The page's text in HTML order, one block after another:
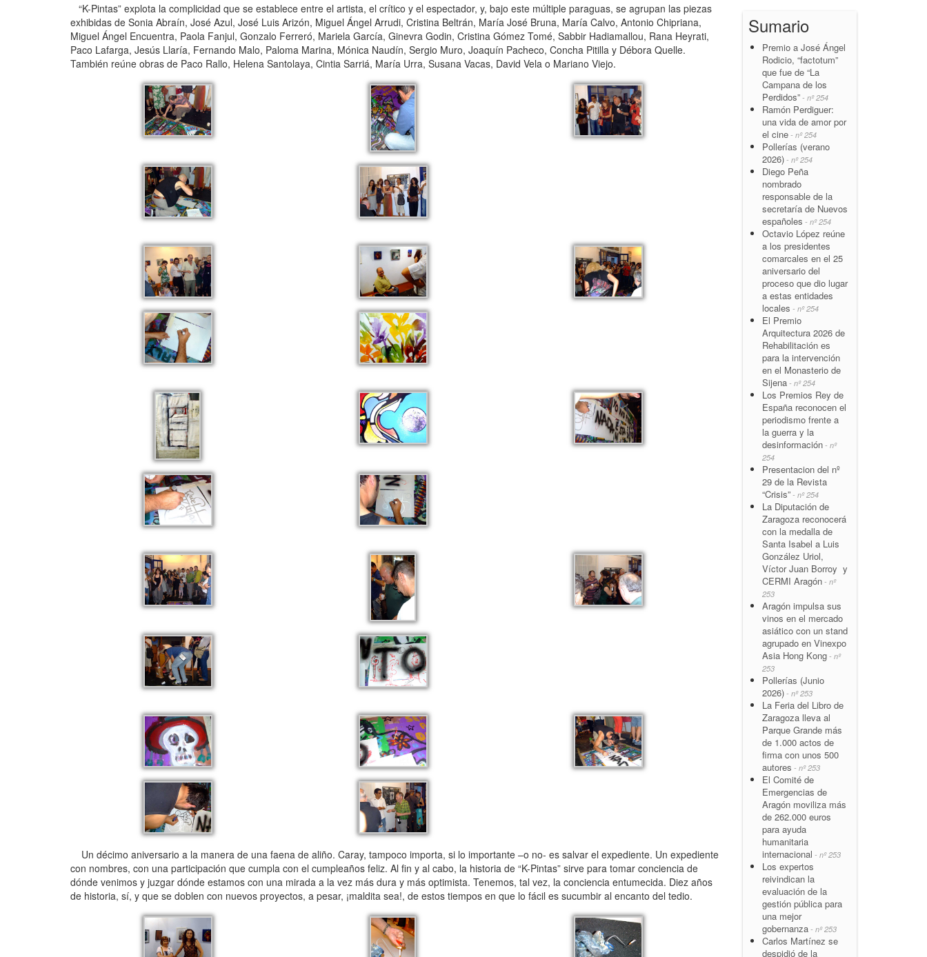
“K-Pintas” explota la complicidad que se establece entre el artista, el crítico y el espectador, y, bajo este múltiple paraguas, se agrupan las piezas
exhibidas de Sonia Abraín, José Azul, José Luis Arizón, Miguel Ángel Arrudi, Cristina Beltrán, María José Bruna, María Calvo, Antonio Chipriana,
Miguel Ángel Encuentra, Paola Fanjul, Gonzalo Ferreró, Mariela García, Ginevra Godin, Cristina Gómez Tomé, Sabbir Hadiamallou, Rana Heyrati,
Paco Lafarga, Jesús Llaría, Fernando Malo, Paloma Marina, Mónica Naudín, Sergio Muro, Joaquín Pacheco, Concha Pitilla y Débora Quelle.
También reúne obras de Paco Rallo, Helena Santolaya, Cintia Sarriá, María Urra, Susana Vacas, David Vela o Mariano Viejo.
Un décimo aniversario a la manera de una faena de aliño. Caray, tampoco importa, si lo importante –o no- es salvar el expediente. Un expediente
con nombres, con una participación que cumpla con el cumpleaños feliz. Al fin y al cabo, la historia de “K-Pintas” sirve para tomar conciencia de
dónde venimos y juzgar dónde estamos con una mirada a la vez más dura y más optimista. Tenemos, tal vez, la conciencia entumecida. Diez años
de historia, sí, y que se doblen con nuevos proyectos, a pesar, ¡maldita sea!, de estos tiempos en que lo fácil es sucumbir al encanto del tedio.
Sumario
Premio a José Ángel
Rodicio, “factotum”
que fue de “La
Campana de los
Perdidos” - nº 254
Ramón Perdiguer:
una vida de amor por
el cine - nº 254
Pollerías (verano
2026) - nº 254
Diego Peña
nombrado
responsable de la
secretaría de Nuevos
españoles - nº 254
Octavio López reúne
a los presidentes
comarcales en el 25
aniversario del
proceso que dio lugar
a estas entidades
locales - nº 254
El Premio
Arquitectura 2026 de
Rehabilitación es
para la intervención
en el Monasterio de
Sijena - nº 254
Los Premios Rey de
España reconocen el
periodismo frente a
la guerra y la
desinformación - nº
254
Presentacion del nº
29 de la Revista
“Crisis” - nº 254
La Diputación de
Zaragoza reconocerá
con la medalla de
Santa Isabel a Luis
González Uriol,
Víctor Juan Borroy y
CERMI Aragón - nº
253
Aragón impulsa sus
vinos en el mercado
asiático con un stand
agrupado en Vinexpo
Asia Hong Kong - nº
253
Pollerías (Junio
2026) - nº 253
La Feria del Libro de
Zaragoza lleva al
Parque Grande más
de 1.000 actos de
firma con unos 500
autores - nº 253
El Comité de
Emergencias de
Aragón moviliza más
de 262.000 euros
para ayuda
humanitaria
internacional - nº 253
Los expertos
reivindican la
evaluación de la
gestión pública para
una mejor
gobernanza - nº 253
Carlos Martínez se
despidió de la